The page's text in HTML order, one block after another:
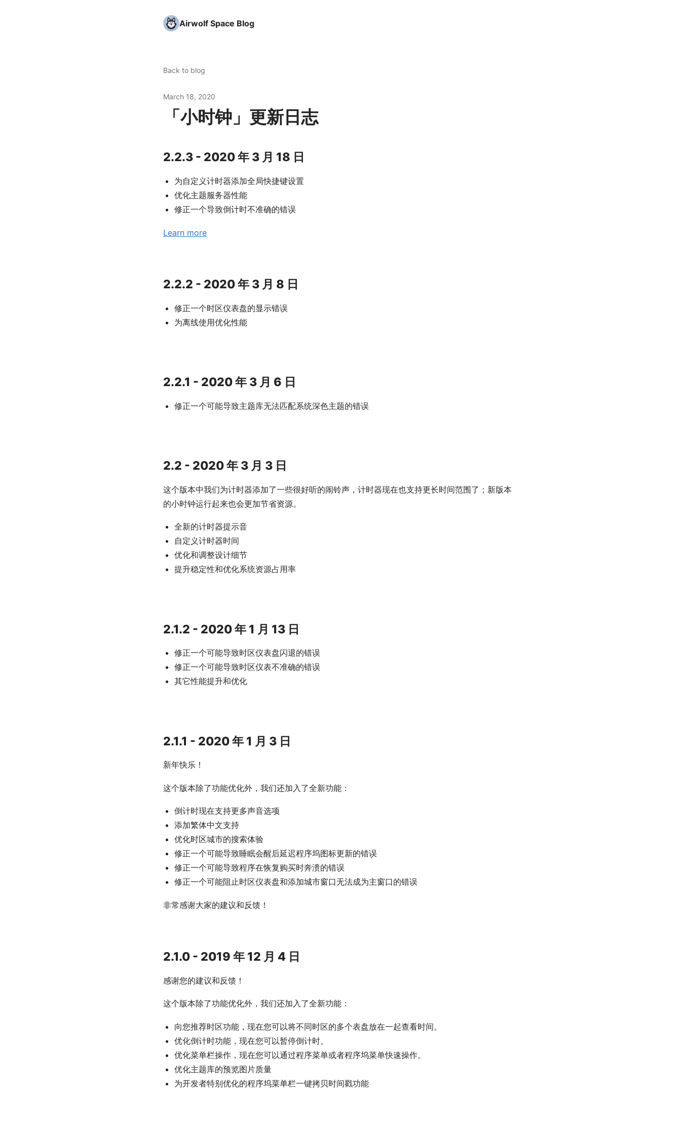
Airwolf Space Blog
Back to blog
March 18, 2020
「小时钟」更新日志
2.2.3 - 2020 年 3 月 18 日
为自定义计时器添加全局快捷键设置
优化主题服务器性能
修正一个导致倒计时不准确的错误
Learn more
2.2.2 - 2020 年 3 月 8 日
修正一个时区仪表盘的显示错误
为离线使用优化性能
2.2.1 - 2020 年 3 月 6 日
修正一个可能导致主题库无法匹配系统深色主题的错误
2.2 - 2020 年 3 月 3 日
这个版本中我们为计时器添加了一些很好听的闹铃声，计时器现在也支持更长时间范围了；新版本
的小时钟运行起来也会更加节省资源。
全新的计时器提示音
自定义计时器时间
优化和调整设计细节
提升稳定性和优化系统资源占用率
2.1.2 - 2020 年 1 月 13 日
修正一个可能导致时区仪表盘闪退的错误
修正一个可能导致时区仪表不准确的错误
其它性能提升和优化
2.1.1 - 2020 年 1 月 3 日
新年快乐！
这个版本除了功能优化外，我们还加入了全新功能：
倒计时现在支持更多声音选项
添加繁体中文支持
优化时区城市的搜索体验
修正一个可能导致睡眠会醒后延迟程序坞图标更新的错误
修正一个可能导致程序在恢复购买时奔溃的错误
修正一个可能阻止时区仪表盘和添加城市窗口无法成为主窗口的错误
非常感谢大家的建议和反馈！
2.1.0 - 2019 年 12 月 4 日
感谢您的建议和反馈！
这个版本除了功能优化外，我们还加入了全新功能：
向您推荐时区功能，现在您可以将不同时区的多个表盘放在一起查看时间。
优化倒计时功能，现在您可以暂停倒计时。
优化菜单栏操作，现在您可以通过程序菜单或者程序坞菜单快速操作。
优化主题库的预览图片质量
为开发者特别优化的程序坞菜单栏一键拷贝时间戳功能